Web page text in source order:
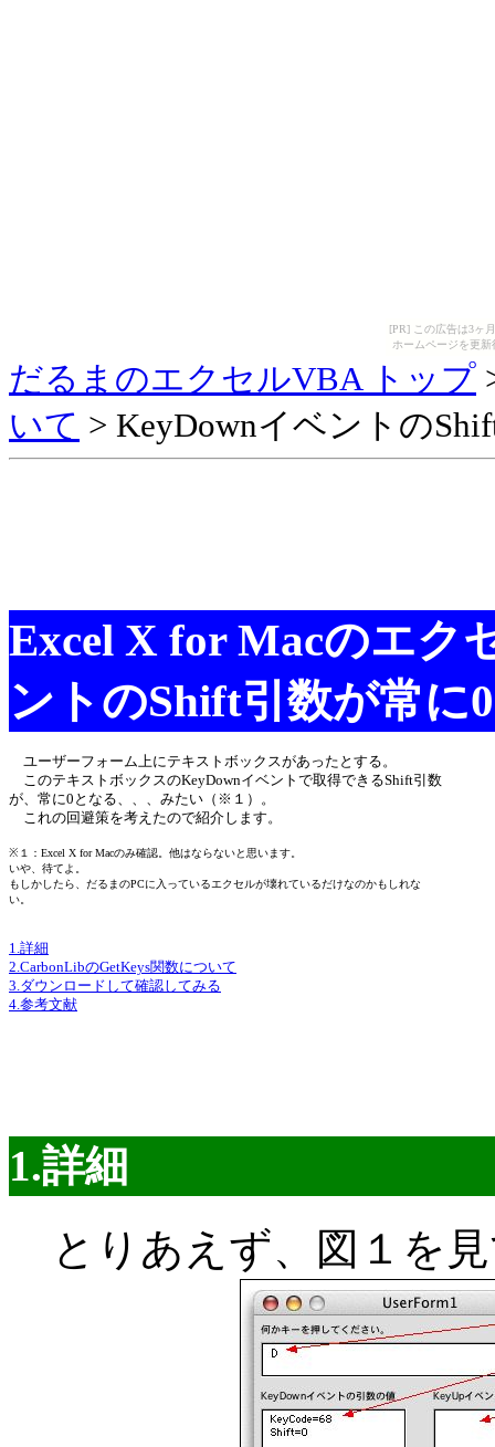
[PR] この広告は3ヶ
ホームページを更
だるまのエクセルVBA トップ
いて > KeyDownイベントの
Excel X for Macのエク
ントのShift引数が常に
ユーザーフォーム上にテキストボックスがあったとする。
このテキストボックスのKeyDownイベントで取得できるShift引数
が、常に0となる、、、みたい（※１）。
これの回避策を考えたので紹介します。
※１：Excel X for Macのみ確認。他はならないと思います。
いや、待てよ。
もしかしたら、だるまのPCに入っているエクセルが壊れているだけなのかもしれな
い。
1.詳細
2.CarbonLibのGetKeys関数について
3.ダウンロードして確認してみる
4.参考文献
1.詳細
とりあえず、図１を